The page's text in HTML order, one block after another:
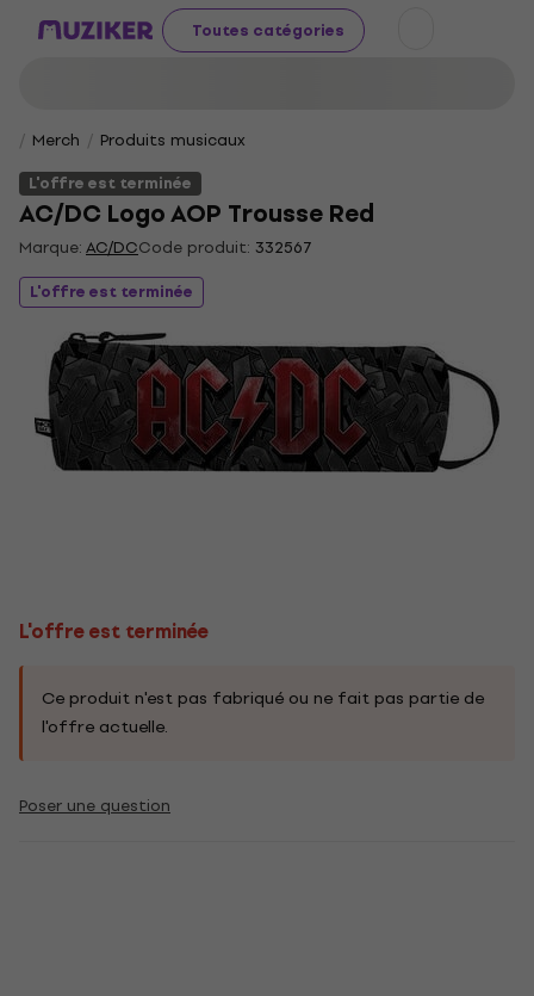
Toutes catégories
Merch
Produits musicaux
L'offre est terminée
AC/DC Logo AOP Trousse Red
Marque:AC/DCCode produit: 332567
L'offre est terminée
L'offre est terminée
Ce produit n'est pas fabriqué ou ne fait pas partie de
l'offre actuelle.
Poser une question